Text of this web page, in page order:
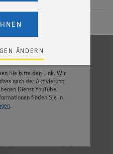
an die Anbieter der
den USA übermittelt und
sieht die USA als Land
an. Es besteht das
amerikanische Behörden.
wie die Anbieter der
verarbeiten. Weitere
Dienste finden Sie in
sowie in unserer Cookie
und „Vimeo”.
ÄNDERN
Welcome Snack kann die
Sie bitte den Link. Wir
nach der Aktivierung
Dienst YouTube
finden Sie in
.